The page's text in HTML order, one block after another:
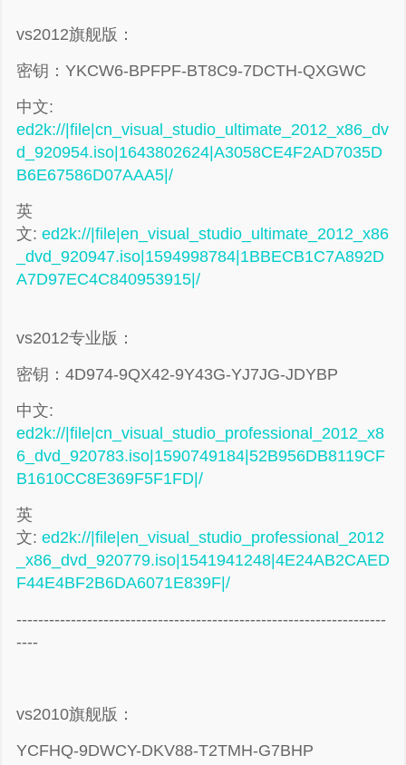
vs2012旗舰版：
密钥：YKCW6-BPFPF-BT8C9-7DCTH-QXGWC
中文:
ed2k://|file|cn_visual_studio_ultimate_2012_x86_dv
d_920954.iso|1643802624|A3058CE4F2AD7035D
B6E67586D07AAA5|/
英
文: ed2k://|file|en_visual_studio_ultimate_2012_x86
_dvd_920947.iso|1594998784|1BBECB1C7A892D
A7D97EC4C840953915|/
vs2012专业版：
密钥：4D974-9QX42-9Y43G-YJ7JG-JDYBP
中文:
ed2k://|file|cn_visual_studio_professional_2012_x8
6_dvd_920783.iso|1590749184|52B956DB8119CF
B1610CC8E369F5F1FD|/
英
文: ed2k://|file|en_visual_studio_professional_2012
_x86_dvd_920779.iso|1541941248|4E24AB2CAED
F44E4BF2B6DA6071E839F|/
--------------------------------------------------------------------
----
vs2010旗舰版：
YCFHQ-9DWCY-DKV88-T2TMH-G7BHP